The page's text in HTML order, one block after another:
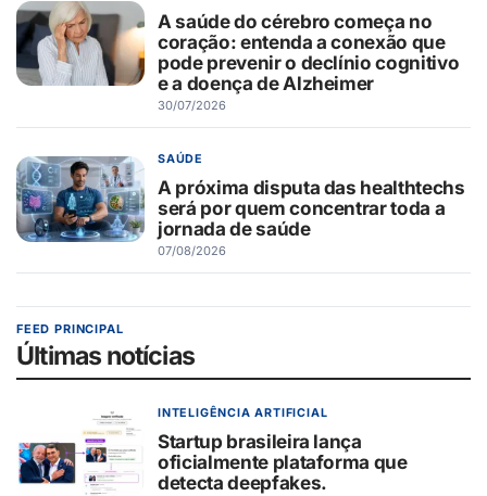
A saúde do cérebro começa no
coração: entenda a conexão que
pode prevenir o declínio cognitivo
e a doença de Alzheimer
30/07/2026
SAÚDE
A próxima disputa das healthtechs
será por quem concentrar toda a
jornada de saúde
07/08/2026
FEED PRINCIPAL
Últimas notícias
INTELIGÊNCIA ARTIFICIAL
Startup brasileira lança
oficialmente plataforma que
detecta deepfakes.